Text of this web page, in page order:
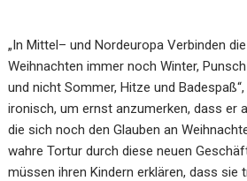
„In Mittel– und Nordeuropa Verbinden
Weihnachten immer noch Winter,
und nicht Sommer, Hitze und Badespaß“,
ironisch,um ernst anzumerken, dass er
die sich noch den Glauben an
wahre Tortur durch diese neuen
müssen ihrenKindern erklären, dass sie